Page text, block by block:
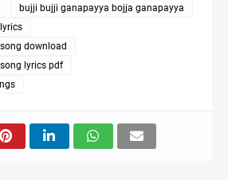
bujji bujji ganapayya bojja ganapayya
download
lyrics pdf